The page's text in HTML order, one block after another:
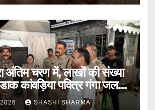
अंतिम चरण में, लाखों की संख्या
कांवड़िया पवित्र गंगा जल
पहुंच रहे SHASHI SHARMA